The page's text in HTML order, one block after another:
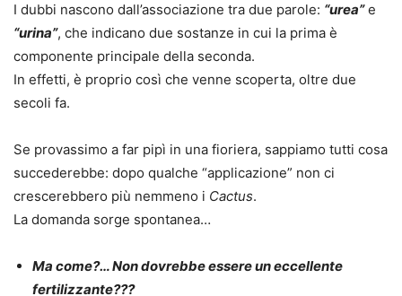
I dubbi nascono dall’associazione tra due parole: “urea”e
“urina”, che indicano due sostanze in cui la prima è
componente principale della seconda.
In effetti, è proprio così che venne scoperta, oltre due
secoli fa.
Se provassimo a far pipì in una fioriera, sappiamo tutti cosa
succederebbe: dopo qualche “applicazione” non ci
crescerebbero più nemmeno i Cactus.
La domanda sorge spontanea…
Ma come?… Non dovrebbe essere un eccellente
fertilizzante???